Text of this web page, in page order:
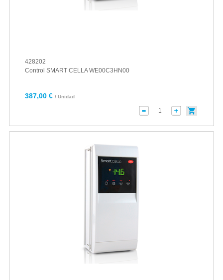
428202
Control SMART CELLA WE00C3HN00
387,00 € / Unidad